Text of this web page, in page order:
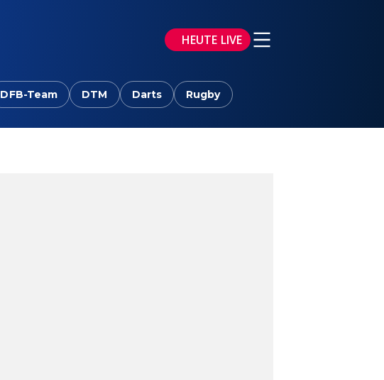
HEUTE LIVE
DFB-Team DTM Darts Rugby